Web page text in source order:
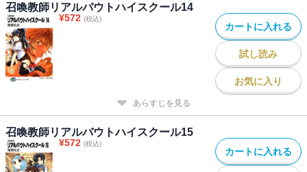
召喚教師リアルバウトハイスクール14
¥572 (税込)
カートに入れる
試し読み
お気に入り
あらすじを見る
召喚教師リアルバウトハイスクール15
¥572 (税込)
カートに入れる